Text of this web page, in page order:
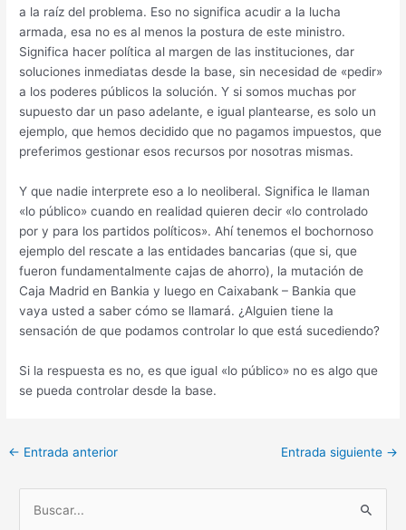
a la raíz del problema. Eso no significa acudir a la lucha
armada, esa no es al menos la postura de este ministro.
Significa hacer política al margen de las instituciones, dar
soluciones inmediatas desde la base, sin necesidad de «pedir»
a los poderes públicos la solución. Y si somos muchas por
supuesto dar un paso adelante, e igual plantearse, es solo un
ejemplo, que hemos decidido que no pagamos impuestos, que
preferimos gestionar esos recursos por nosotras mismas.
Y que nadie interprete eso a lo neoliberal. Significa le llaman
«lo público» cuando en realidad quieren decir «lo controlado
por y para los partidos políticos». Ahí tenemos el bochornoso
ejemplo del rescate a las entidades bancarias (que si, que
fueron fundamentalmente cajas de ahorro), la mutación de
Caja Madrid en Bankia y luego en Caixabank – Bankia que
vaya usted a saber cómo se llamará. ¿Alguien tiene la
sensación de que podamos controlar lo que está sucediendo?
Si la respuesta es no, es que igual «lo público» no es algo que
se pueda controlar desde la base.
Navegación
entradas
← Entrada anterior Entrada siguiente →